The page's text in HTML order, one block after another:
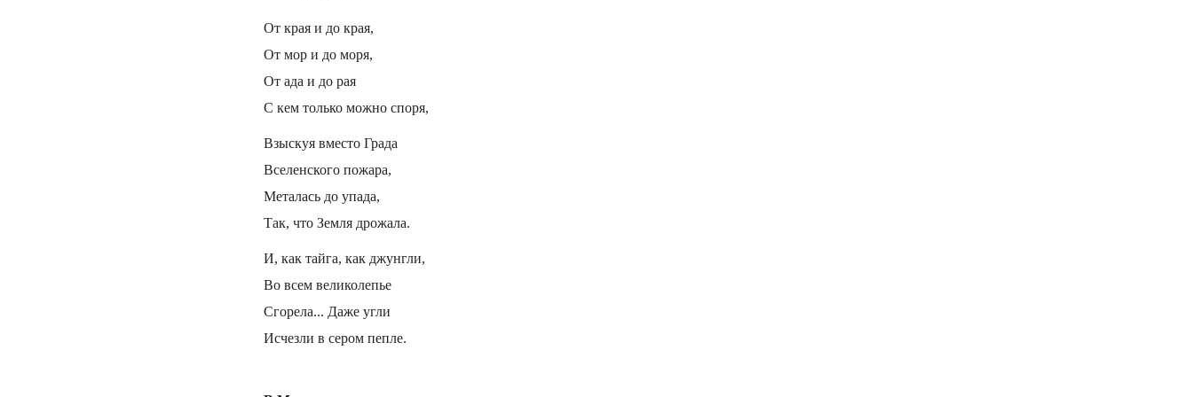
От края и до края,
От мор и до моря,
От ада и до рая
С кем только можно споря,
Взыскуя вместо Града
Вселенского пожара,
Металась до упада,
Так, что Земля дрожала.
И, как тайга, как джунгли,
Во всем великолепье
Сгорела... Даже угли
Исчезли в сером пепле.